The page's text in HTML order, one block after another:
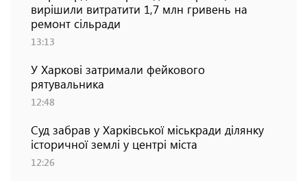
вирішили витратити 1,7 млн гривень на
ремонт сільради
13:13
У Харкові затримали фейкового
рятувальника
12:48
Суд забрав у Харківської міськради ділянку
історичної землі у центрі міста
12:26